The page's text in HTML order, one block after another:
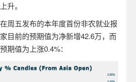
升。
周五发布的本年度首份非农就业报
目前的预期值为净新增42.6万，而
期值为上涨0.4%：